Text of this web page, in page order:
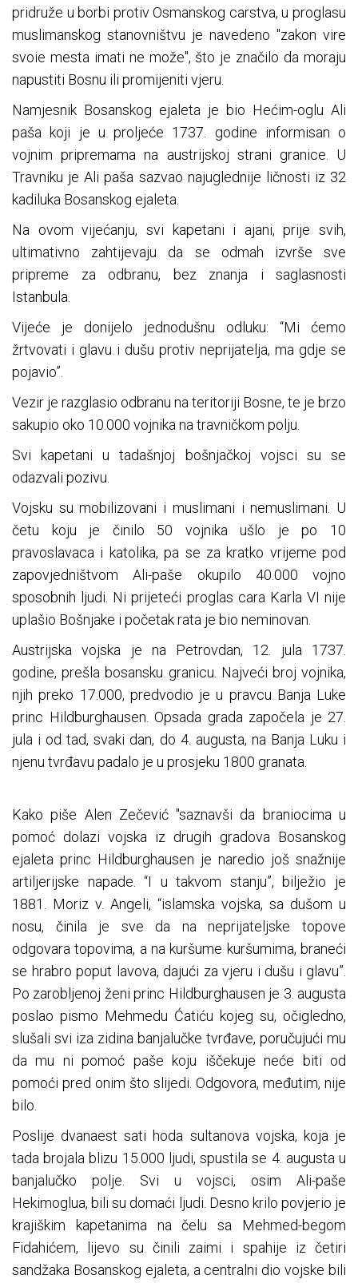
pridruže u borbi protiv Osmanskog carstva, u proglasu
muslimanskog stanovništvu je navedeno "zakon vire
svoie mesta imati ne može", što je značilo da moraju
napustiti Bosnu ili promijeniti vjeru.
Namjesnik Bosanskog ejaleta je bio Hećim-oglu Ali
paša koji je u proljeće 1737. godine informisan o
vojnim pripremama na austrijskoj strani granice. U
Travniku je Ali paša sazvao najuglednije ličnosti iz 32
kadiluka Bosanskog ejaleta.
Na ovom vijećanju, svi kapetani i ajani, prije svih,
ultimativno zahtijevaju da se odmah izvrše sve
pripreme za odbranu, bez znanja i saglasnosti
Istanbula.
Vijeće je donijelo jednodušnu odluku: “Mi ćemo
žrtvovati i glavu i dušu protiv neprijatelja, ma gdje se
pojavio”.
Vezir je razglasio odbranu na teritoriji Bosne, te je brzo
sakupio oko 10.000 vojnika na travničkom polju.
Svi kapetani u tadašnjoj bošnjačkoj vojsci su se
odazvali pozivu.
Vojsku su mobilizovani i muslimani i nemuslimani. U
četu koju je činilo 50 vojnika ušlo je po 10
pravoslavaca i katolika, pa se za kratko vrijeme pod
zapovjedništvom Ali-paše okupilo 40.000 vojno
sposobnih ljudi. Ni prijeteći proglas cara Karla VI nije
uplašio Bošnjake i početak rata je bio neminovan.
Austrijska vojska je na Petrovdan, 12. jula 1737.
godine, prešla bosansku granicu. Najveći broj vojnika,
njih preko 17.000, predvodio je u pravcu Banja Luke
princ Hildburghausen. Opsada grada započela je 27.
jula i od tad, svaki dan, do 4. augusta, na Banja Luku i
njenu tvrđavu padalo je u prosjeku 1800 granata.
Kako piše Alen Zečević "saznavši da braniocima u
pomoć dolazi vojska iz drugih gradova Bosanskog
ejaleta princ Hildburghausen je naredio još snažnije
artiljerijske napade. “I u takvom stanju”, bilježio je
1881. Moriz v. Angeli, “islamska vojska, sa dušom u
nosu, činila je sve da na neprijateljske topove
odgovara topovima, a na kuršume kuršumima, braneći
se hrabro poput lavova, dajući za vjeru i dušu i glavu”.
Po zarobljenoj ženi princ Hildburghausen je 3. augusta
poslao pismo Mehmedu Ćatiću kojeg su, očigledno,
slušali svi iza zidina banjalučke tvrđave, poručujući mu
da mu ni pomoć paše koju iščekuje neće biti od
pomoći pred onim što slijedi. Odgovora, međutim, nije
bilo.
Poslije dvanaest sati hoda sultanova vojska, koja je
tada brojala blizu 15.000 ljudi, spustila se 4. augusta u
banjalučko polje. Svi u vojsci, osim Ali-paše
Hekimoglua, bili su domaći ljudi. Desno krilo povjerio je
krajiškim kapetanima na čelu sa Mehmed-begom
Fidahićem, lijevo su činili zaimi i spahije iz četiri
sandžaka Bosanskog ejaleta, a centralni dio vojske bili